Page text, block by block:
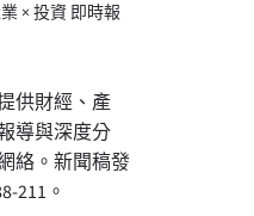
× 投資 即時報
供財經、產
導與深度分
絡。新聞稿發
211。